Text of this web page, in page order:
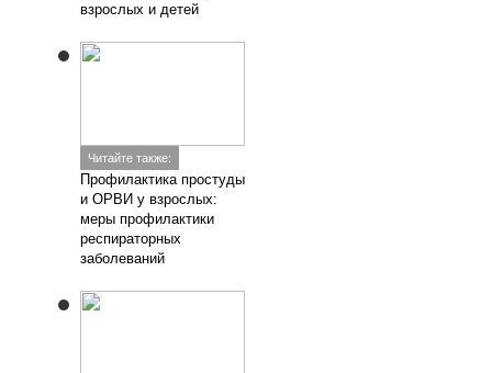
взрослых и детей
Читайте также:
Профилактика простуды
и ОРВИ у взрослых:
меры профилактики
респираторных
заболеваний